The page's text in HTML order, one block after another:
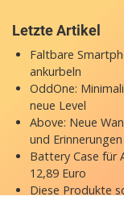
Letzte Artikel
Faltbare
ankurbeln
OddOne:
neue Level
Above: Neue
und Erinnerungen
Battery Case für
12,89 Euro
Diese Produkte